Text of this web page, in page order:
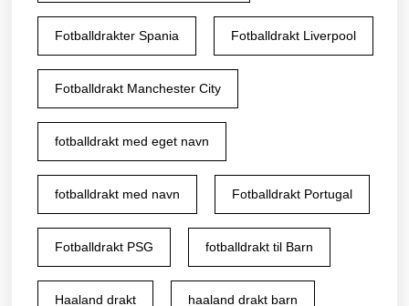
Fotballdrakter Spania Fotballdrakt Liverpool
Fotballdrakt Manchester City
fotballdrakt med eget navn
fotballdrakt med navn Fotballdrakt Portugal
Fotballdrakt PSG fotballdrakt til Barn
Haaland drakt haaland drakt barn